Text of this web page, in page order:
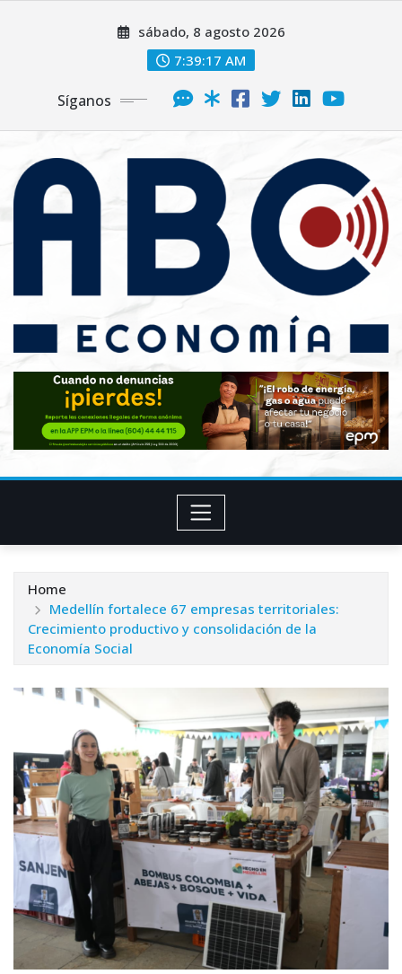
sábado, 8 agosto 2026
7:39:18 AM
Síganos
Home
Medellín fortalece 67 empresas territoriales:
Crecimiento productivo y consolidación de la
Economía Social